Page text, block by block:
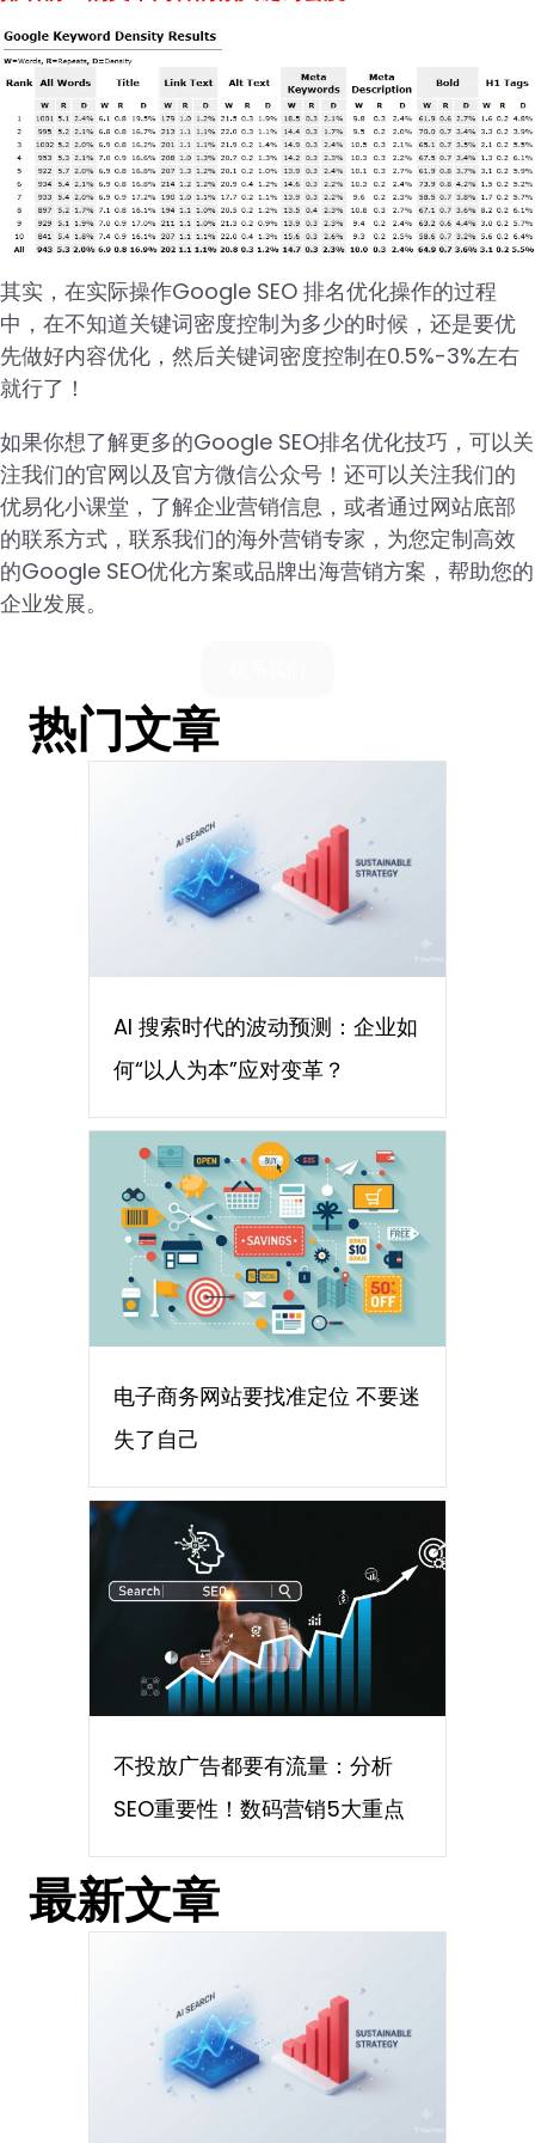
其实，在实际操作Google SEO 排名优化操作的过程
中，在不知道关键词密度控制为多少的时候，还是要优
先做好内容优化，然后关键词密度控制在0.5%-3%左右
就行了！
如果你想了解更多的Google SEO排名优化技巧，可以关
注我们的官网以及官方微信公众号！还可以关注我们的
优易化小课堂，了解企业营销信息，或者通过网站底部
的联系方式，联系我们的海外营销专家，为您定制高效
的Google SEO优化方案或品牌出海营销方案，帮助您的
企业发展。
热门文章
AI 搜索时代的波动预测：企业如
何“以人为本”应对变革？
电子商务网站要找准定位 不要迷
失了自己
不投放广告都要有流量：分析
SEO重要性！数码营销5大重点
最新文章